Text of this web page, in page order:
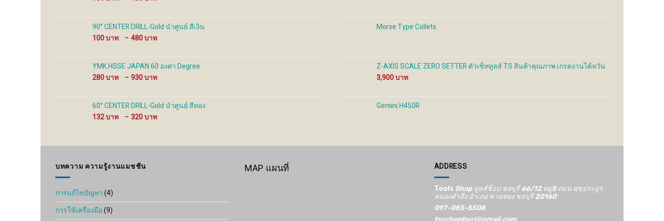
100 ฿
through
480 ฿
90° CENTER DRILL-Gold นำศูนย์ สีเงิน
100
– 480
100 ฿
through
YMK HSSE JAPAN 60 องศา Degree
280
– 930
280 ฿
through
930 ฿
60° CENTER DRILL-Gold นำศูนย์ สีทอง
132
– 320
Morse Type Collets
Z-AXIS SCALE ZERO SETTER ตัวเซ็ททูลส์ TS สินค้าคุณภาพ เกรดงานไต้หวัน
3,900
Gemini H450R
บทความ ความรู้งานแมชชีน
การแก้ไขปัญหา(4)
การใช้เครื่องมือ(9)
MAP แผนที่ ADDRESS
Tools Shop ทูลส์ช็อป ชลบุรี 66/12​ หมู่5​ ถนน ศุขประยูร
หนองตำลึง อำเภอ พานทอง ชลบุรี 20160
097-083-5508